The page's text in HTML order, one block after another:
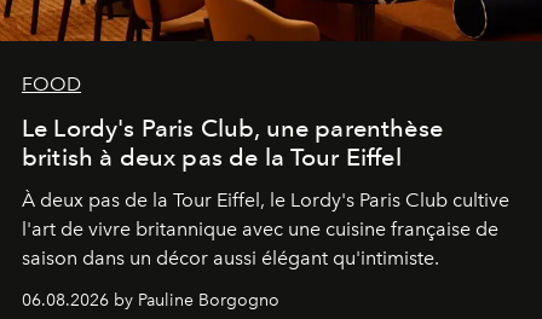
FOOD
Le Lordy's Paris Club, une parenthèse
british à deux pas de la Tour Eiffel
À deux pas de la Tour Eiffel, le Lordy's Paris Club cultive
l'art de vivre britannique avec une cuisine française de
saison dans un décor aussi élégant qu'intimiste.
06.08.2026 by Pauline Borgogno